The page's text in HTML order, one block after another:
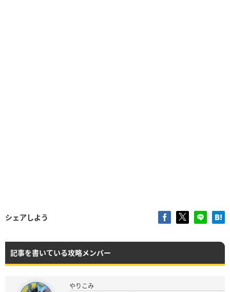
シェアしよう
記事を書いている攻略メンバー
やりこみ